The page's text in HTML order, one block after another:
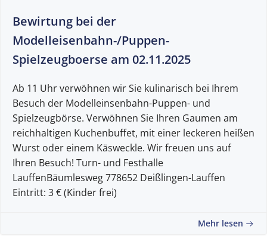
Bewirtung bei der
Modelleisenbahn-/Puppen-
Spielzeugboerse am 02.11.2025
Ab 11 Uhr verwöhnen wir Sie kulinarisch bei Ihrem
Besuch der Modelleinsenbahn-Puppen- und
Spielzeugbörse. Verwöhnen Sie Ihren Gaumen am
reichhaltigen Kuchenbuffet, mit einer leckeren heißen
Wurst oder einem Käsweckle. Wir freuen uns auf
Ihren Besuch! Turn- und Festhalle
LauffenBäumlesweg 778652 Deißlingen-Lauffen
Eintritt: 3 € (Kinder frei)
Mehr lesen